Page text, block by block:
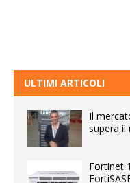
ULTIMI ARTICOLI
Il
supera il
Fortinet